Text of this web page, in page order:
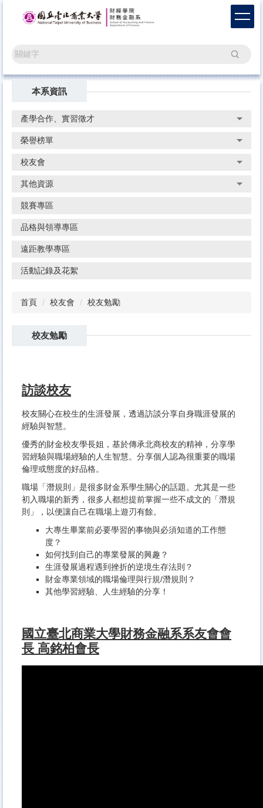
區
搜尋
本系資訊
產學合作、實習徵才
榮譽榜單
校友會
其他資源
競賽專區
品格與領導專區
遠距教學專區
活動記錄及花絮
首頁 校友會 校友勉勵
校友勉勵
訪談校友
校友關心在校生的生涯發展，透過訪談分享自身職涯發展的
經驗與智慧。
優秀的財金校友學長姐，基於傳承北商校友的精神，分享學
習經驗與職場經驗的人生智慧。分享個人認為很重要的職場
倫理或態度的好品格。
職場「潛規則」是很多財金系學生關心的話題。尤其是一些
初入職場的新秀，很多人都想提前掌握一些不成文的「潛規
則」，以便讓自己在職場上遊刃有餘。
大專生畢業前必要學習的事物與必須知道的工作態
度？
如何找到自己的專業發展的興趣？
生涯發展過程遇到挫折的逆境生存法則？
財金專業領域的職場倫理與行規/潛規則？
其他學習經驗、人生經驗的分享！
國立臺北商業大學財務金融系系友會會
長 高銘柏會長